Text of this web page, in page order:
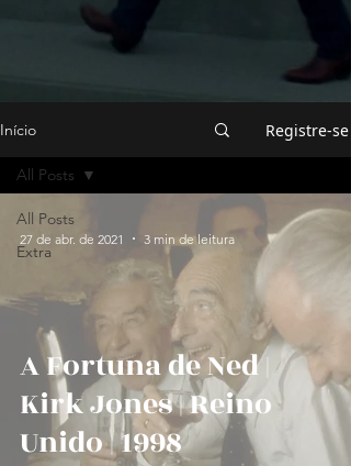
Início Registre-se
All Posts
Extra
All Posts
A Fortuna de Ned |
Kirk Jones | Reino
Unido | 1998
27 de abr. de 2021 3 min de leitura